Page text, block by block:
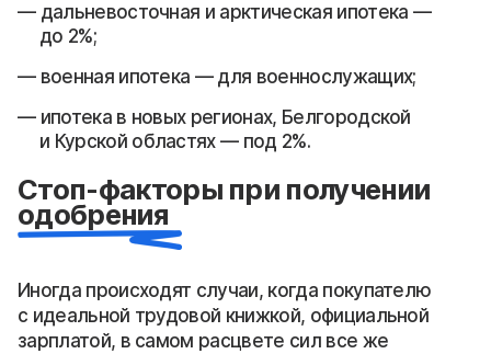
дальневосточная и арктическая ипотека —
до 2%;
военная ипотека — для военнослужащих;
ипотека в новых регионах, Белгородской
и Курской областях — под 2%.
Стоп-факторы при получении
одобрения
Иногда происходят случаи, когда покупателю
с идеальной трудовой книжкой, официальной
зарплатой, в самом расцвете сил все же